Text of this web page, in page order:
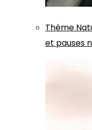
Thème
et pauses